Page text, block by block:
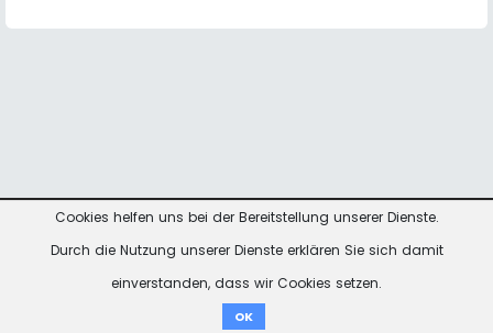
Spenden
Cookies helfen uns bei der Bereitstellung unserer Dienste.
Durch die Nutzung unserer Dienste erklären Sie sich damit
einverstanden, dass wir Cookies setzen.
OK